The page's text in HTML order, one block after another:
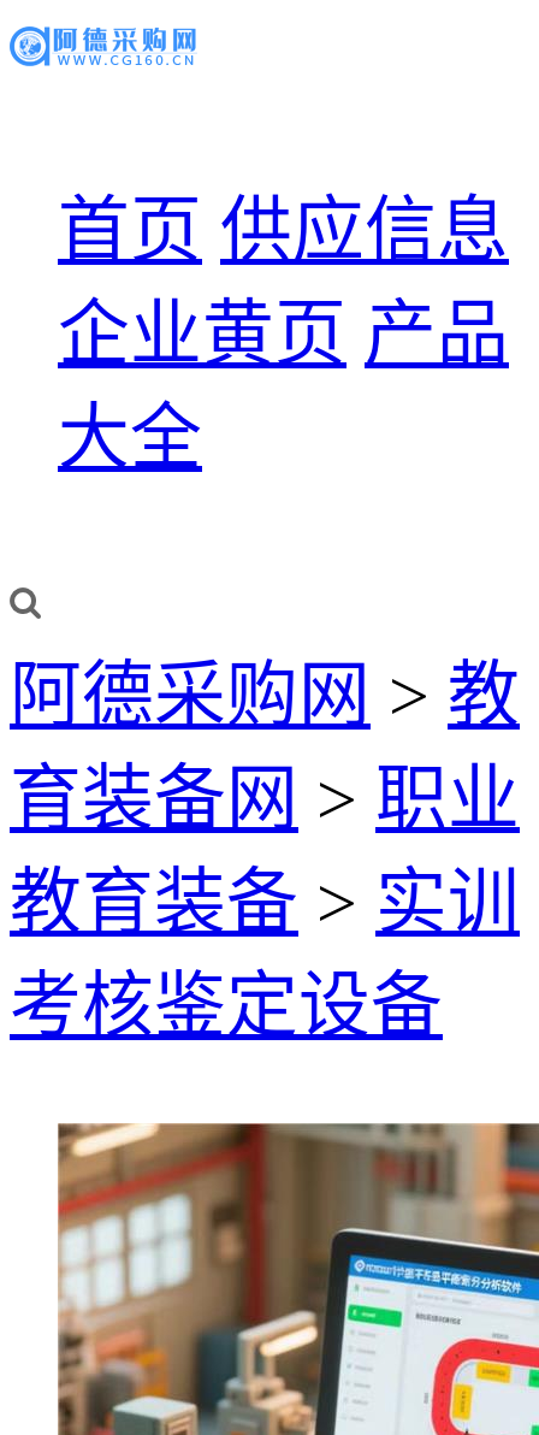
首页 供应信息
企业黄页 产品
大全
阿德采购网 > 教
育装备网 > 职业
教育装备 > 实训
考核鉴定设备